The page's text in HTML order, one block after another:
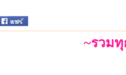
~รวม